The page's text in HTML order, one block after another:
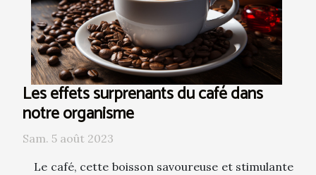
Les effets surprenants du café dans
notre organisme
Sam. 5 août 2023
Le café, cette boisson savoureuse et stimulante